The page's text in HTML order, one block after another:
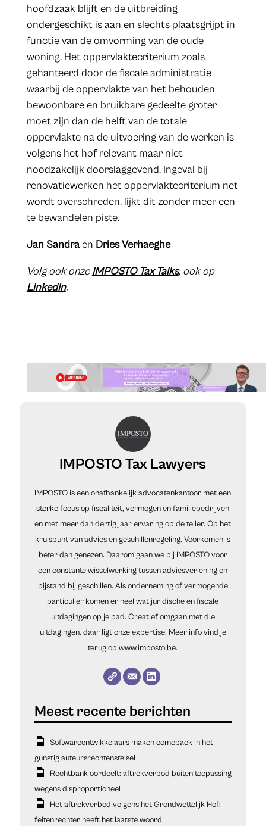
hoofdzaak blijft en de uitbreiding
ondergeschikt is aan en slechts plaatsgrijpt in
functie van de omvorming van de oude
woning. Het oppervlaktecriterium zoals
gehanteerd door de fiscale administratie
waarbij de oppervlakte van het behouden
bewoonbare en bruikbare gedeelte groter
moet zijn dan de helft van de totale
oppervlakte na de uitvoering van de werken is
volgens het hof relevant maar niet
noodzakelijk doorslaggevend. Ingeval bij
renovatiewerken het oppervlaktecriterium net
wordt overschreden, lijkt dit zonder meer een
te bewandelen piste.
Jan Sandraen Dries Verhaeghe
Volg ook onzeIMPOSTO Tax Talks, ook op
LinkedIn.
IMPOSTO Tax Lawyers
IMPOSTO is een onafhankelijk advocatenkantoor met een
sterke focus op fiscaliteit, vermogen en familiebedrijven
en met meer dan dertig jaar ervaring op de teller. Op het
kruispunt van advies en geschillenregeling. Voorkomen is
beter dan genezen. Daarom gaan we bij IMPOSTO voor
een constante wisselwerking tussen adviesverlening en
bijstand bij geschillen. Als onderneming of vermogende
particulier komen er heel wat juridische en fiscale
uitdagingen op je pad. Creatief omgaan met die
uitdagingen, daar ligt onze expertise. Meer info vind je
terug op www.imposto.be.
Softwareontwikkelaars maken comeback in het
gunstig auteursrechtenstelsel
Rechtbank oordeelt: aftrekverbod buiten toepassing
wegens disproportioneel
Het aftrekverbod volgens het Grondwettelijk Hof:
feitenrechter heeft het laatste woord